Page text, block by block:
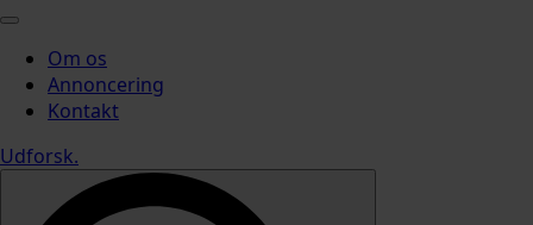
Om os
Annoncering
Kontakt
Udforsk.